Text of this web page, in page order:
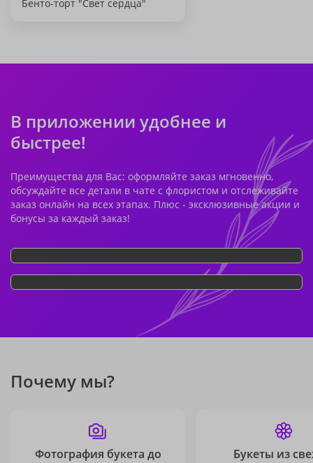
Бенто-торт "Свет сердца"
В приложении удобнее и
быстрее!
Преимущества для Вас: оформляйте заказ мгновенно,
обсуждайте все детали в чате с флористом и отслеживайте
заказ онлайн на всех этапах. Плюс - эксклюзивные акции и
бонусы за каждый заказ!
Почему мы?
Фотография букета до
Букеты из